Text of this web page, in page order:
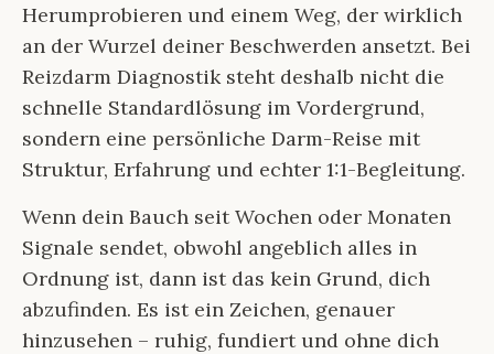
Herumprobieren und einem Weg, der wirklich
an der Wurzel deiner Beschwerden ansetzt. Bei
Reizdarm Diagnostik steht deshalb nicht die
schnelle Standardlösung im Vordergrund,
sondern eine persönliche Darm-Reise mit
Struktur, Erfahrung und echter 1:1-Begleitung.
Wenn dein Bauch seit Wochen oder Monaten
Signale sendet, obwohl angeblich alles in
Ordnung ist, dann ist das kein Grund, dich
abzufinden. Es ist ein Zeichen, genauer
hinzusehen – ruhig, fundiert und ohne dich